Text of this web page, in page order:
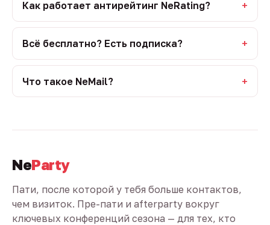
Как работает антирейтинг NeRating?
Всё бесплатно? Есть подписка?
Что такое NeMail?
NeParty
Пати, после которой у тебя больше контактов,
чем визиток. Пре-пати и afterparty вокруг
ключевых конференций сезона — для тех, кто